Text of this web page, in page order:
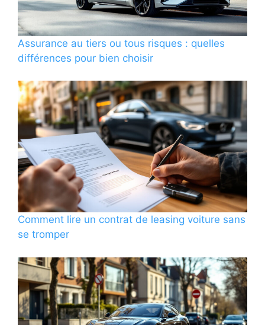
Assurance au tiers ou tous risques : quelles
différences pour bien choisir
Comment lire un contrat de leasing voiture sans
se tromper